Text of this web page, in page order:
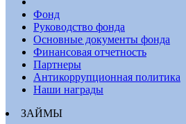
Фонд
Руководство фонда
Основные документы фонда
Финансовая отчетность
Партнеры
Антикоррупционная политика
Наши награды
ЗАЙМЫ